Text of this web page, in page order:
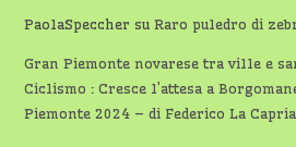
PaolaSpeccher suRaro puledro di
Gran Piemonte novarese tra ville e
Ciclismo : Cresce l’attesa a
Piemonte 2024 – di Federico La Capria